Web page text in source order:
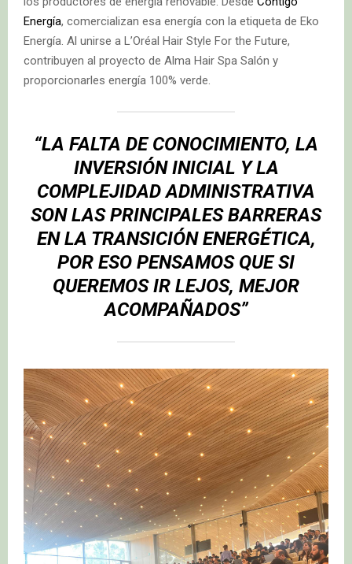
Energía, comercializan esa energía con la etiqueta de Eko
Energía. Al unirse a L’Oréal Hair Style For the Future,
contribuyen al proyecto de Alma Hair Spa Salón y
proporcionarles energía 100% verde.
“LA FALTA DE CONOCIMIENTO, LA
INVERSIÓN INICIAL Y LA
COMPLEJIDAD ADMINISTRATIVA
SON LAS PRINCIPALES BARRERAS
EN LA TRANSICIÓN ENERGÉTICA,
POR ESO PENSAMOS QUE SI
QUEREMOS IR LEJOS, MEJOR
ACOMPAÑADOS”